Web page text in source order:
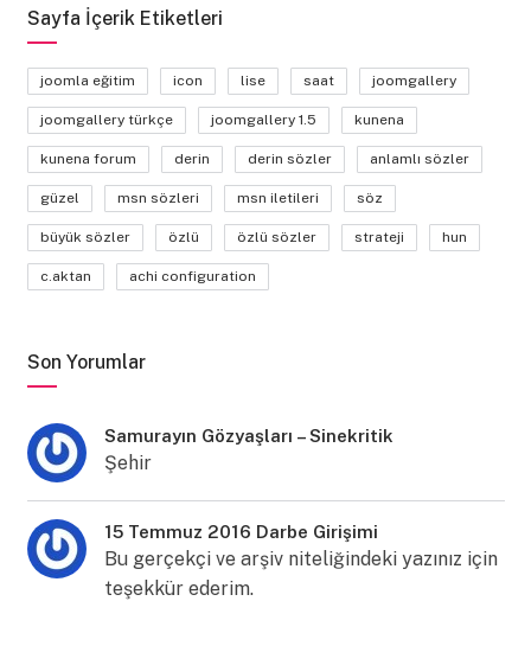
Sayfa İçerik Etiketleri
joomla eğitim icon lise saat joomgallery
joomgallery türkçe joomgallery 1.5 kunena
kunena forum derin derin sözler anlamlı sözler
güzel msn sözleri msn iletileri söz
büyük sözler özlü özlü sözler strateji hun
c.aktan achi configuration
Son Yorumlar
Samurayın Gözyaşları – Sinekritik
Şehir
15 Temmuz 2016 Darbe Girişimi
Bu gerçekçi ve arşiv niteliğindeki yazınız için
teşekkür ederim.